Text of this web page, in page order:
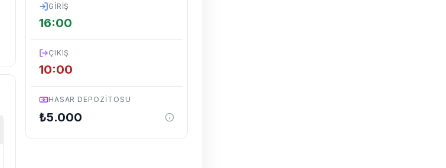
GIRIŞ
16:00
ÇIKIŞ
10:00
HASAR DEPOZITOSU
₺5.000